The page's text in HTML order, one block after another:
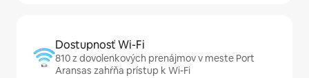
Dostupnosť Wi-Fi
810 z dovolenkových prenájmov v meste Port
Aransas zahŕňa prístup k Wi-Fi